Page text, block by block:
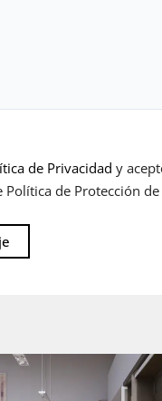
de Privacidad y
Política de Protección